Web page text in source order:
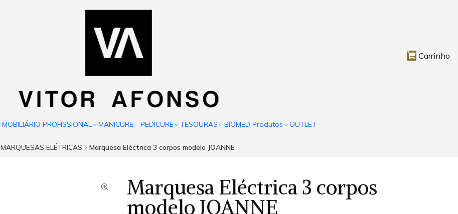
Carrinho
MOBILIÁRIO PROFISSIONAL MANICURE - PEDICURE TESOURAS BIOMED Produtos OUTLET
MARQUESAS ELÉTRICAS Marquesa Eléctrica 3 corpos modelo JOANNE
Marquesa Eléctrica 3 corpos
modelo JOANNE